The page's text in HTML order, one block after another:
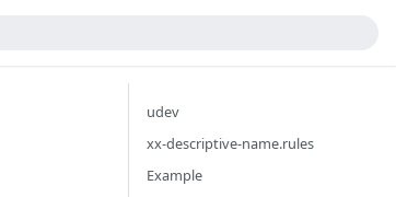
udev
xx-descriptive-name.rules
Example